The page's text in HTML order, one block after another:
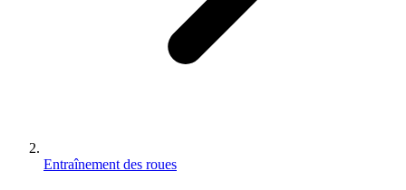
Entraînement des roues